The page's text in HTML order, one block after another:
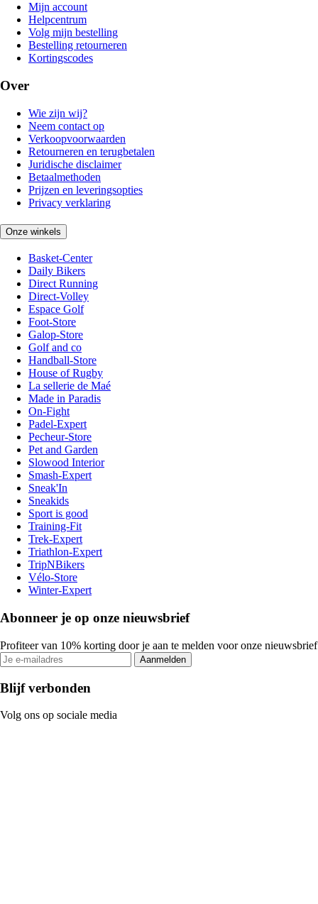
Mijn account
Helpcentrum
Volg mijn bestelling
Bestelling retourneren
Kortingscodes
Over
Wie zijn wij?
Neem contact op
Verkoopvoorwaarden
Retourneren en terugbetalen
Juridische disclaimer
Betaalmethoden
Prijzen en leveringsopties
Privacy verklaring
Onze winkels
Basket-Center
Daily Bikers
Direct Running
Direct-Volley
Espace Golf
Foot-Store
Galop-Store
Golf and co
Handball-Store
House of Rugby
La sellerie de Maé
Made in Paradis
On-Fight
Padel-Expert
Pecheur-Store
Pet and Garden
Slowood Interior
Smash-Expert
Sneak'In
Sneakids
Sport is good
Training-Fit
Trek-Expert
Triathlon-Expert
TripNBikers
Vélo-Store
Winter-Expert
Abonneer je op onze nieuwsbrief
Profiteer van 10% korting door je aan te melden voor onze nieuwsbrief
Aanmelden
Blijf verbonden
Volg ons op sociale media